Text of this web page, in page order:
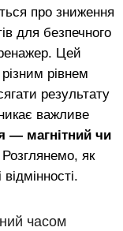
про зниження
для безпечного
Цей
рівнем
результату
важливе
— магнітний чи
Розглянемо, як
часом